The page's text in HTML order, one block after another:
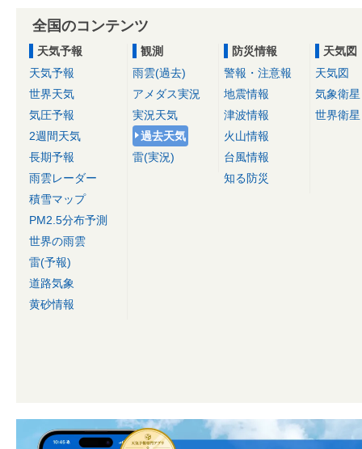
全国のコンテンツ
天気予報
天気予報
世界天気
気圧予報
2週間天気
長期予報
雨雲レーダー
積雪マップ
PM2.5分布予測
世界の雨雲
雷(予報)
道路気象
黄砂情報
観測
雨雲(過去)
アメダス実況
実況天気
過去天気
雷(実況)
防災情報
警報・注意報
地震情報
津波情報
火山情報
台風情報
知る防災
天気図
天気図
気象衛星
世界衛星